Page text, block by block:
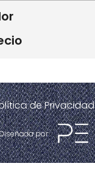
por
de Privacidad